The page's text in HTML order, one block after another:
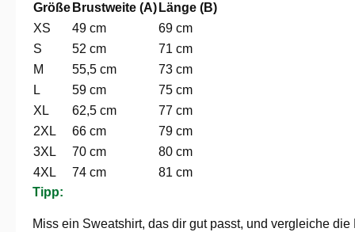
Größe Brustweite (A) Länge (B)
XS
49 cm
69 cm
S
52 cm
71 cm
M
55,5 cm
73 cm
L
59 cm
75 cm
XL
62,5 cm
77 cm
2XL
66 cm
79 cm
3XL
70 cm
80 cm
4XL
74 cm
81 cm
Tipp:
Miss ein Sweatshirt, das dir gut passt, und vergleiche